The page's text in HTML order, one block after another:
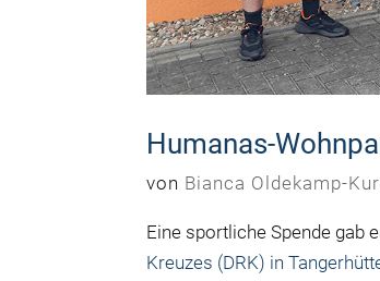
Humanas-
von Bianca Oldekamp-
Eine sportliche Spende gab
Kreuzes (DRK) in